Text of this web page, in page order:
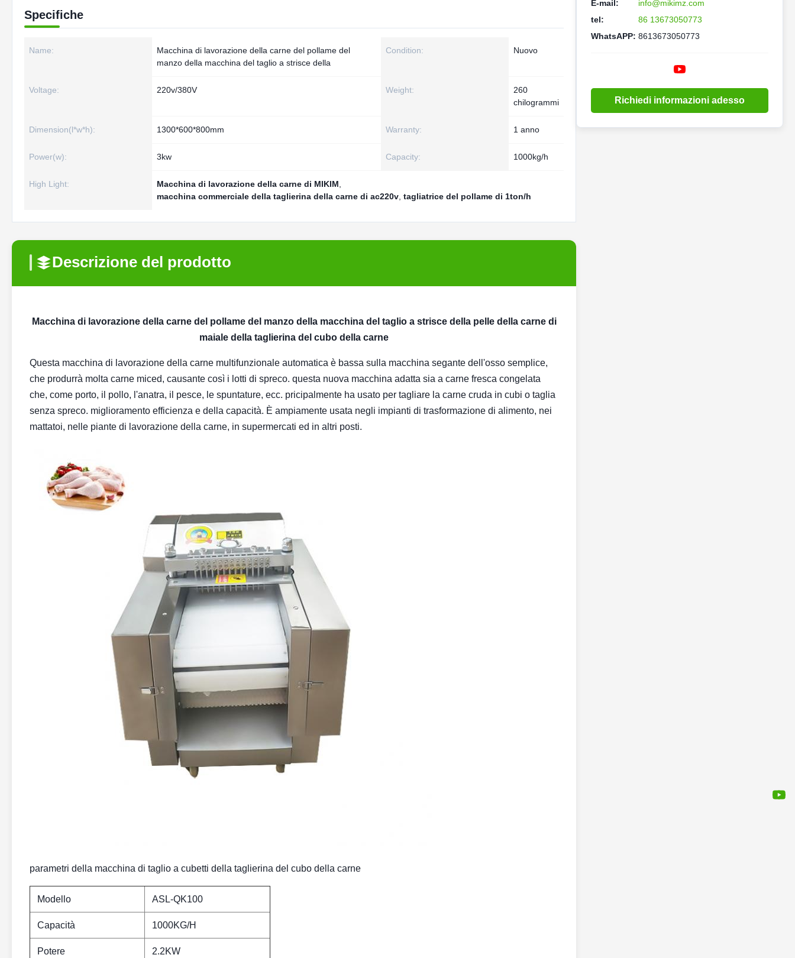
Specifiche
Name:
Macchina di lavorazione della carne del pollame del
manzo della macchina del taglio a strisce della
Condition: Nuovo
Voltage: 220v/380V Weight:
260
chilogrammi
Dimension(l*w*h): 1300*600*800mm Warranty: 1 anno
Power(w): 3kw Capacity: 1000kg/h
High Light: Macchina di lavorazione della carne di MIKIM
macchina commerciale della taglierina della carne di ac220v tagliatrice del pollame di 1ton/h
Descrizione del prodotto
Macchina di lavorazione della carne del pollame del manzo della macchina del taglio a strisce della pelle della carne di
maiale della taglierina del cubo della carne
Questa macchina di lavorazione della carne multifunzionale automatica è bassa sulla macchina segante dell'osso semplice,
che produrrà molta carne miced, causante così i lotti di spreco. questa nuova macchina adatta sia a carne fresca congelata
che, come porto, il pollo, l'anatra, il pesce, le spuntature, ecc. pricipalmente ha usato per tagliare la carne cruda in cubi o taglia
senza spreco. miglioramento efficienza e della capacità. È ampiamente usata negli impianti di trasformazione di alimento, nei
mattatoi, nelle piante di lavorazione della carne, in supermercati ed in altri posti.
parametri della macchina di taglio a cubetti della taglierina del cubo della carne
Modello ASL-QK100
Capacità 1000KG/H
Potere 2.2KW
E-mail:
info@mikimz.com
tel:
86 13673050773
WhatsAPP: 8613673050773
Richiedi informazioni adesso